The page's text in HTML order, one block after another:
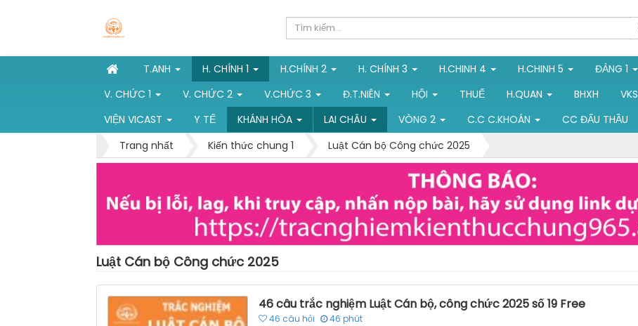
T.ANH H. CHÍNH 1 H.CHÍNH 2 H. CHÍNH 3 H.CHINH 4 H.CHINH 5 ĐẢNG 1
V. CHỨC 1
V. CHỨC 2 V.CHỨC 3 Đ.T.NIÊN HỘI THUẾ H.QUAN BHXH VKS
VIỆN VICAST
Y TẾ KHÁNH HÒA LAI CHÂU VÒNG 2 C.C C.KHOÁN CC ĐẤU THẦU
Trang nhất
Kiến thức chung 1 Luật Cán bộ Công chức 2025
Luật Cán bộ Công chức 2025
46 câu trắc nghiệm Luật Cán bộ, công chức 2025 số 19 Free
46 câu hỏi 46 phút